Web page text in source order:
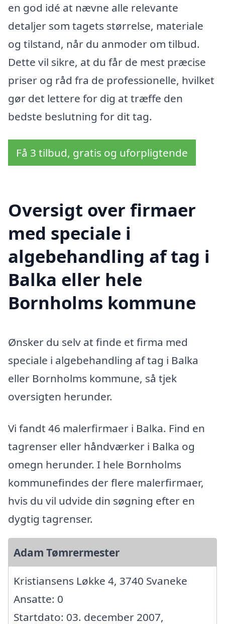
en god idé at nævne alle relevante
detaljer som tagets størrelse, materiale
og tilstand, når du anmoder om tilbud.
Dette vil sikre, at du får de mest præcise
priser og råd fra de professionelle, hvilket
gør det lettere for dig at træffe den
bedste beslutning for dit tag.
Få 3 tilbud, gratis og uforpligtende
Oversigt over firmaer
med speciale i
algebehandling af tag i
Balka eller hele
Bornholms kommune
Ønsker du selv at finde et firma med
speciale i algebehandling af tag i Balka
eller Bornholms kommune, så tjek
oversigten herunder.
Vi fandt 46 malerfirmaer i Balka. Find en
tagrenser eller håndværker i Balka og
omegn herunder. I hele Bornholms
kommunefindes der flere malerfirmaer,
hvis du vil udvide din søgning efter en
dygtig tagrenser.
Adam Tømrermester
Kristiansens Løkke 4, 3740 Svaneke
Ansatte: 0
Startdato: 03. december 2007,